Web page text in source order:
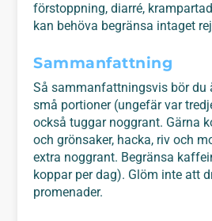
förstoppning, diarré,
kan behöva begränsa intaget
Sammanfattning
Så sammanfattningsvis bör du
små portioner (ungefär var
också tuggar noggrant. Gärna
och grönsaker, hacka, riv och
extra noggrant. Begränsa
koppar per dag). Glöm inte att
promenader.